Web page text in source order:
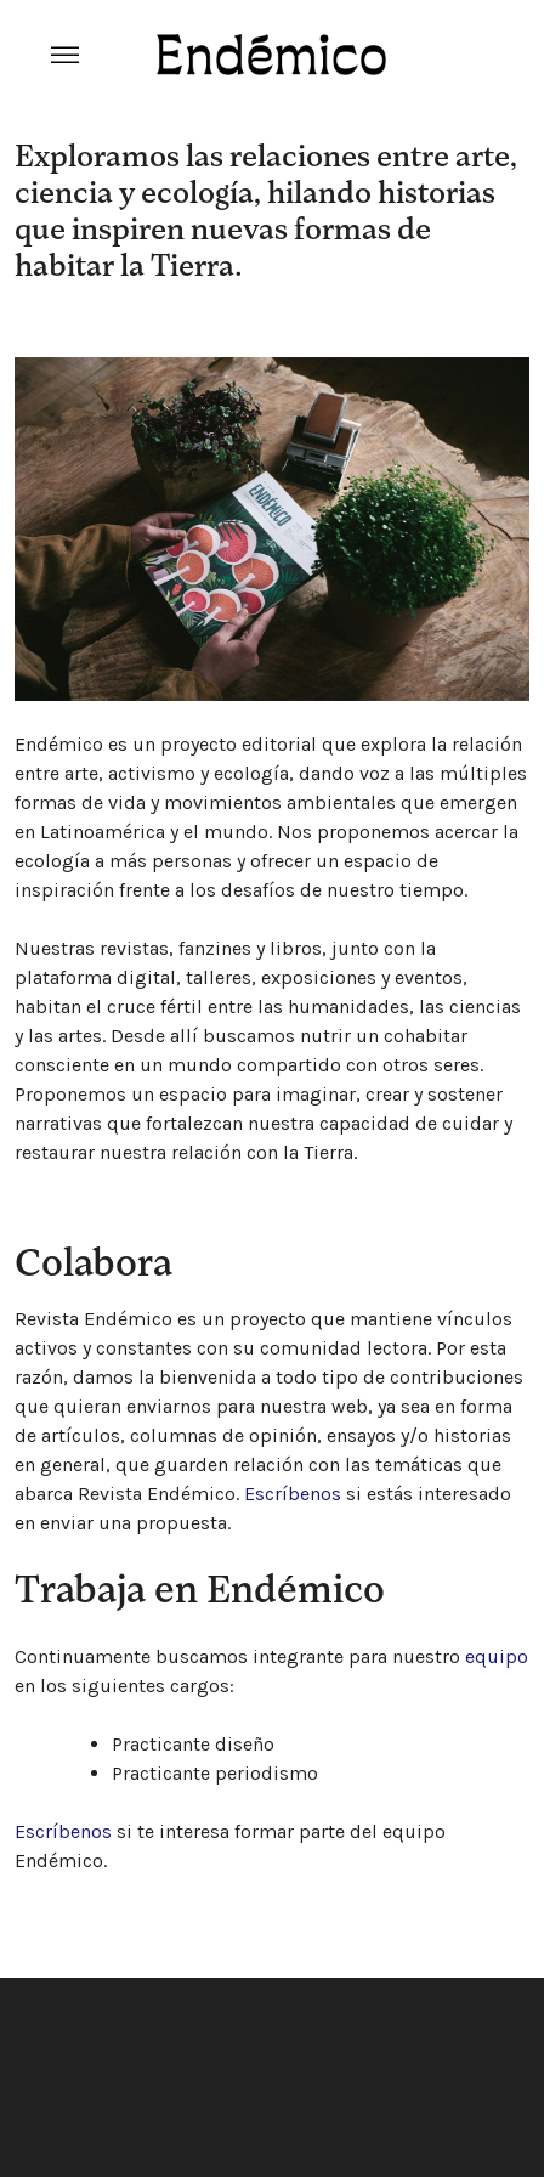
content
Exploramos las relaciones entre arte,
ciencia y ecología, hilando historias
que inspiren nuevas formas de
habitar la Tierra.
Endémico es un proyecto editorial que explora la relación
entre arte, activismo y ecología, dando voz a las múltiples
formas de vida y movimientos ambientales que emergen
en Latinoamérica y el mundo. Nos proponemos acercar la
ecología a más personas y ofrecer un espacio de
inspiración frente a los desafíos de nuestro tiempo.
Nuestras revistas, fanzines y libros, junto con la
plataforma digital, talleres, exposiciones y eventos,
habitan el cruce fértil entre las humanidades, las ciencias
y las artes. Desde allí buscamos nutrir un cohabitar
consciente en un mundo compartido con otros seres.
Proponemos un espacio para imaginar, crear y sostener
narrativas que fortalezcan nuestra capacidad de cuidar y
restaurar nuestra relación con la Tierra.
Colabora
Revista Endémico es un proyecto que mantiene vínculos
activos y constantes con su comunidad lectora. Por esta
razón, damos la bienvenida a todo tipo de contribuciones
que quieran enviarnos para nuestra web, ya sea en forma
de artículos, columnas de opinión, ensayos y/o historias
en general, que guarden relación con las temáticas que
abarca Revista Endémico. Escríbenos si estás interesado
en enviar una propuesta.
Trabaja en Endémico
Continuamente buscamos integrante para nuestro equipo
en los siguientes cargos:
Practicante diseño
Practicante periodismo
Escríbenos si te interesa formar parte del equipo
Endémico.
Explora la cultura creativa en torno al movimiento
socioambiental con Endémico.
facebook instagram
pinterest
acerca
equipo política de envíos